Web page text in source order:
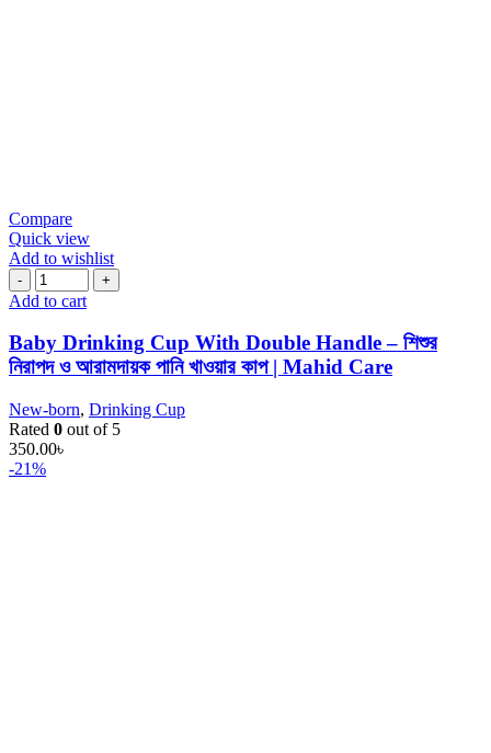
Compare
Quick view
Add to wishlist
Add to cart
Baby Drinking Cup With Double Handle – শিশুর
নিরাপদ ও আরামদায়ক পানি খাওয়ার কাপ | Mahid Care
New-born, Drinking Cup
Rated 0 out of 5
350.00৳
-21%